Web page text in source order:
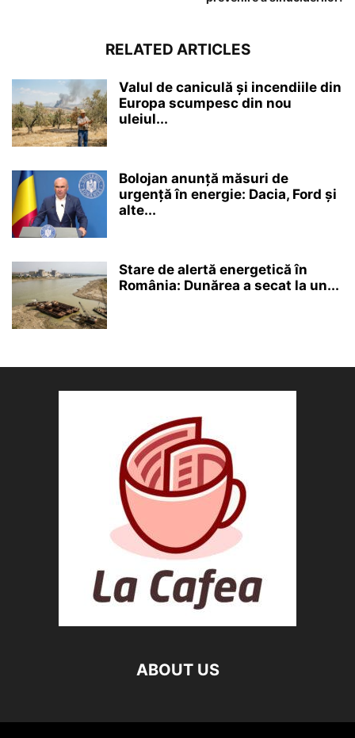
RELATED ARTICLES
Valul de caniculă și incendiile din
Europa scumpesc din nou
uleiul...
Bolojan anunță măsuri de
urgență în energie: Dacia, Ford și
alte...
Stare de alertă energetică în
România: Dunărea a secat la un...
ABOUT US